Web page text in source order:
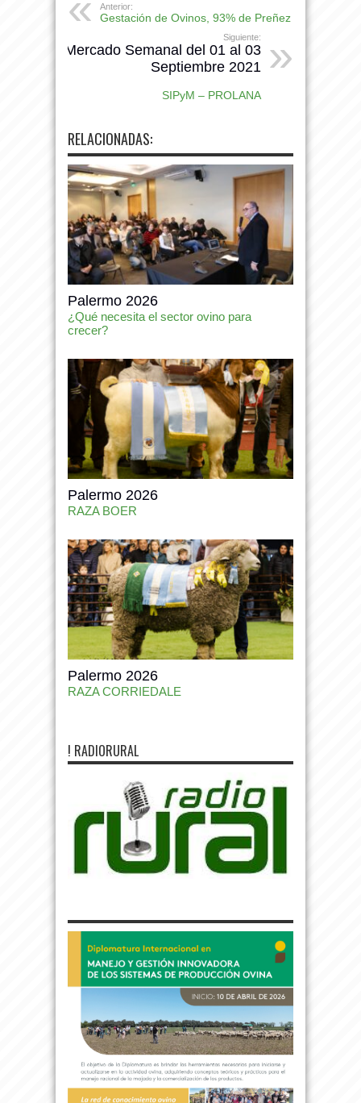
Anterior:
Gestación de Ovinos, 93% de Preñez
Siguiente:
Mercado Semanal del 01 al 03
Septiembre 2021
SIPyM – PROLANA
RELACIONADAS:
Palermo 2026
¿Qué necesita el sector ovino para
crecer?
Palermo 2026
RAZA BOER
Palermo 2026
RAZA CORRIEDALE
! RADIORURAL